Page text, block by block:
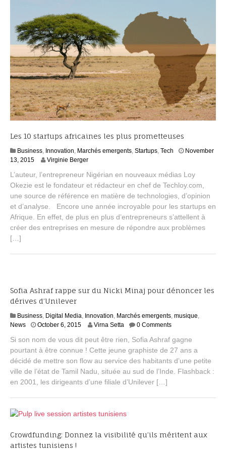
Les 10 startups africaines les plus prometteuses
Business, Innovation, Marchés emergents, Startups, Tech
November
13, 2015J
n
u
a
r
0
Virginie Berger
L’auteur, l’entrepreneur Nigérian en nouveaux médias Loy
Okezie est le fondateur et rédacteur en chef de Techloy.com,
une source de référence en matière de technologies, d’opinion
et d’analyse. Encore une année incroyable pour les startups en
Afrique. En effet, de plus en plus d’entrepreneurs s’attellent à
créer des entreprises en mesure de répondre aux problèmes
[…]
Sofia Ashraf rappe sur du Nicki Minaj pour dénoncer les
dérives d’Unilever
Business, Digital Media, Innovation, Marchés emergents, musique,
News
October 6, 2015N
v
e
m
b
2
2
1
Virna Setta 0 Comments
Si son nom de vous dit peut être rien, Sofia Ashraf gagne
pourtant à être connue ! Cette jeune graphiste de 27 ans a
décidé de mettre son flow au service des habitants d’une petite
ville de l’état de Tamil Nadu, située au sud de l’Inde. Flashback :
en 2001, les dirigeants d’une filiale d’Unilever […]
Crowdfunding: Donnez la visibilité qu’ils méritent aux
artistes tunisiens !